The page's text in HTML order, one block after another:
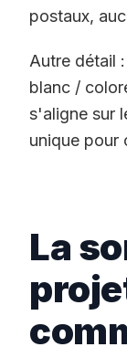
postaux,
Autre détail
blanc /
s'aligne sur
unique pour
La